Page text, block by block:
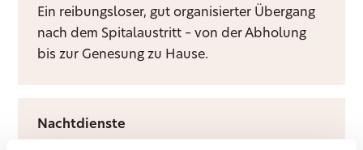
Ein reibungsloser, gut organisierter Übergang
nach dem Spitalaustritt – von der Abholung
bis zur Genesung zu Hause.
Nachtdienste